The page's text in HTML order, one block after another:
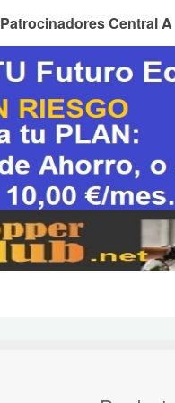
Patrocinadores Central A